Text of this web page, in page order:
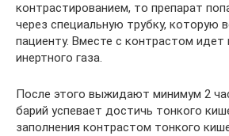
контрастированием, то препарат
через специальную трубку, которую
пациенту. Вместе с контрастом идет
инертного газа.
После этого выжидают минимум 2
барий успевает достичь тонкого
заполнения контрастом тонкого